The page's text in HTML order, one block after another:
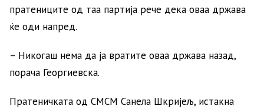
пратениците од таа партија рече дека оваа држава
ќе оди напред.
– Никогаш нема да ја вратите оваа држава назад,
порача Георгиевска.
Пратеничката од СМСМ Санела Шкријељ, истакна